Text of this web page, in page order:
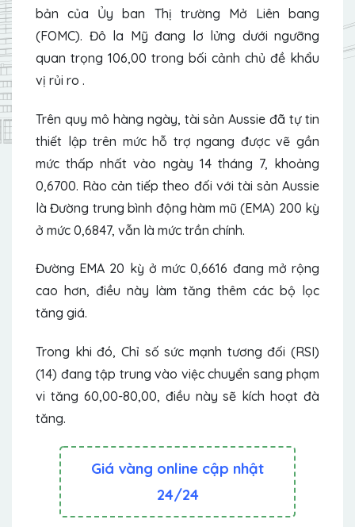
bản của Ủy ban Thị trường Mở Liên bang
(FOMC). Đô la Mỹ đang lơ lửng dưới ngưỡng
quan trọng 106,00 trong bối cảnh chủ đề khẩu
vị rủi ro .
Trên quy mô hàng ngày, tài sản Aussie đã tự tin
thiết lập trên mức hỗ trợ ngang được vẽ gần
mức thấp nhất vào ngày 14 tháng 7, khoảng
0,6700. Rào cản tiếp theo đối với tài sản Aussie
là Đường trung bình động hàm mũ (EMA) 200 kỳ
ở mức 0,6847, vẫn là mức trần chính.
Đường EMA 20 kỳ ở mức 0,6616 đang mở rộng
cao hơn, điều này làm tăng thêm các bộ lọc
tăng giá.
Trong khi đó, Chỉ số sức mạnh tương đối (RSI)
(14) đang tập trung vào việc chuyển sang phạm
vi tăng 60,00-80,00, điều này sẽ kích hoạt đà
tăng.
Giá vàng online cập nhật
24/24